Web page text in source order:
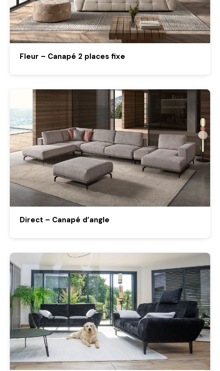
Fleur – Canapé 2 places fixe
Direct – Canapé d’angle